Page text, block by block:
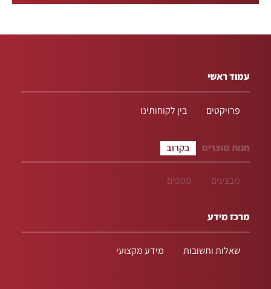
עמוד ראשי
פרויקטים בין לקוחותינו
חנות מוצרים בקרוב
מבצעים מטפים
מרכז מידע
שאלות ותשובות מידע מקצועי